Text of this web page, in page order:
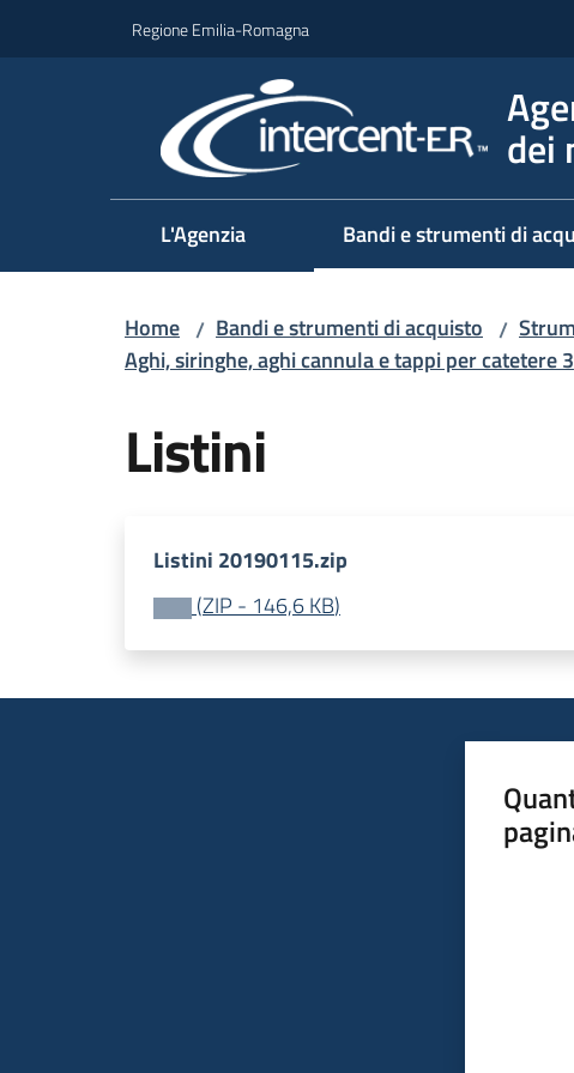
Regione Emilia-Romagna
dei
L'Agenzia Bandi e strumenti di
Home / Bandi e strumenti di acquisto /
Aghi, siringhe, aghi cannula e tappi per catetere 3
Listini
Listini 20190115.zip
(ZIP - 146,6 KB)